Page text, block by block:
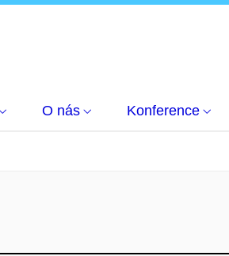
O nás Konference